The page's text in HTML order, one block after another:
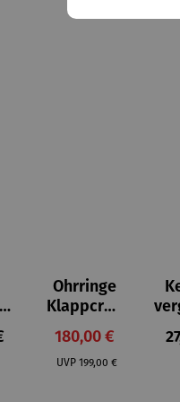
Preis:
Ohrringe
Klappcreo
len | Gold
333
bicolor
Verkaufspreis:
180,00 €
UVP Regulärer Preis:
199,00 €